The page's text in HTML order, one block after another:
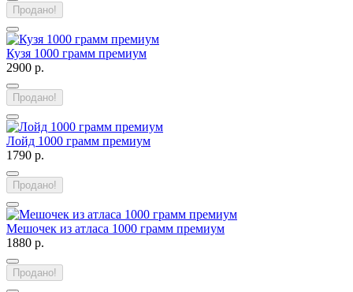
Продано!
Кузя 1000 грамм премиум
2900 р.
Продано!
Лойд 1000 грамм премиум
1790 р.
Продано!
Мешочек из атласа 1000 грамм премиум
1880 р.
Продано!